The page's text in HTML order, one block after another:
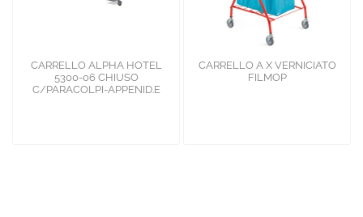
CARRELLO ALPHA HOTEL
5300-06 CHIUSO
C/PARACOLPI-APPENID.E
CARRELLO A X VERNICIATO
FILMOP